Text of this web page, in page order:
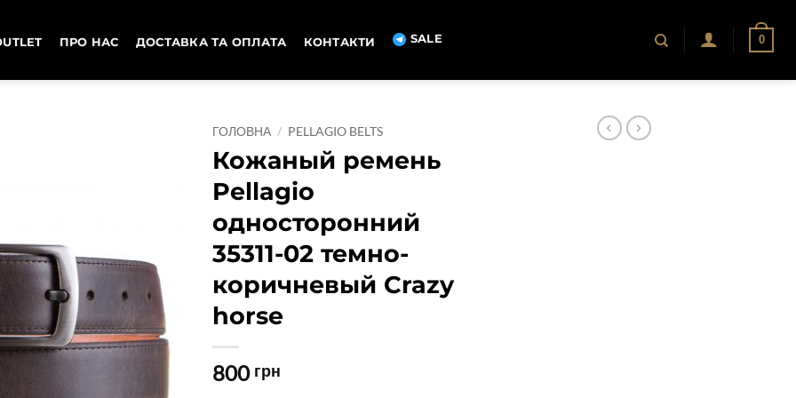
ПРО НАС ДОСТАВКА ТА ОПЛАТА КОНТАКТИ SALE 0
ГОЛОВНА / PELLAGIO BELTS
Кожаный ремень
Pellagio
односторонний
35311-02 темно-
коричневый Crazy
horse
800 грн